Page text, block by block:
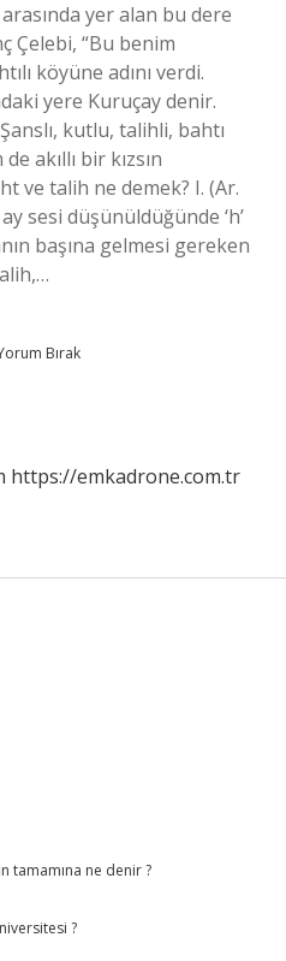
yer alan bu dere
Çelebi, “Bu benim
köyüne adını verdi.
yere Kuruçay denir.
kutlu, talihli, bahtı
akıllı bir kızsın
ve talih ne demek? I. (Ar.
sesi düşünüldüğünde ‘h’
başına gelmesi gereken
Bırak
https://emkadrone.com.tr
tamamına ne denir ?
?